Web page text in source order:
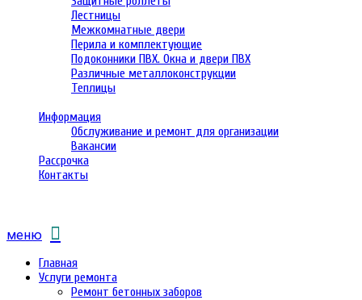
Лестницы
Межкомнатные двери
Перила и комплектующие
Подоконники ПВХ. Окна и двери ПВХ
Различные металлоконструкции
Теплицы
Информация
Обслуживание и ремонт для организации
Вакансии
Рассрочка
Контакты
меню
Главная
Услуги ремонта
Ремонт бетонных заборов